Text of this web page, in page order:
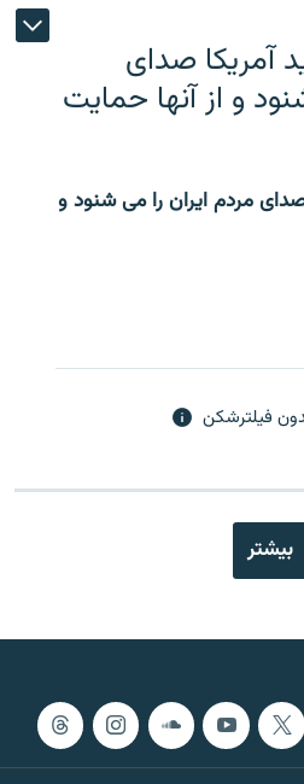
آمریکا صدای
و از آنها حمایت
مردم ایران را می شنود و
فیلترشکن
بیشتر